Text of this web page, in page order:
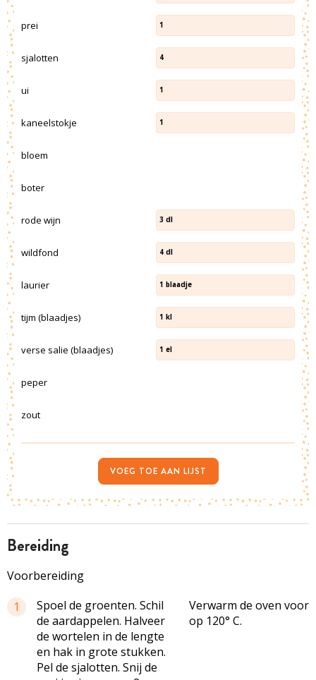
bereiding
Voorbereiding
1
Spoel de groenten. Schil
de aardappelen. Halveer
de wortelen in de lengte
en hak in grote stukken.
Pel de sjalotten. Snij de
Verwarm de oven voor
op 120° C.
prei 1
sjalotten 4
ui 1
kaneelstokje 1
bloem
boter
rode wijn 3 dl
wildfond 4 dl
laurier 1 blaadje
tijm (blaadjes) 1 kl
verse salie (blaadjes) 1 el
peper
zout
VOEG TOE AAN LIJST